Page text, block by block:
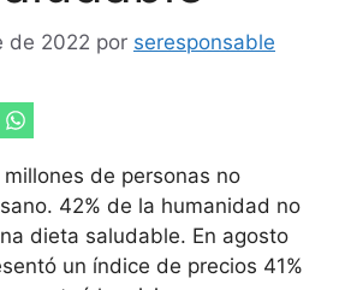
de 2022 por seresponsable
Compartir
WhatsAppde personas no
42% de la humanidad no
dieta saludable. En agosto
un índice de precios 41%